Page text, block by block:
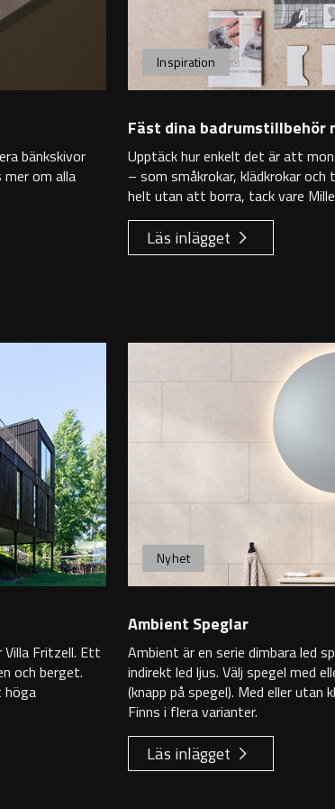
bänkskivor
om alla
Inspiration
Fäst dina badrumstillbehör
Upptäck hur enkelt det är att
– som småkrokar, klädkrokar
helt utan att borra, tack vare
Läs inlägget
Villa Fritzell. Ett
och berget.
höga
Nyhet
Ambient Speglar
Ambient är en serie dimbara led
indirekt led ljus. Välj spegel med
(knapp på spegel). Med eller
Finns i flera varianter.
Läs inlägget